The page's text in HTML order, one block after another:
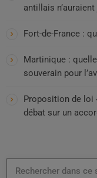
antillais
Fort-de-France :
Martinique :
souverain pour
Proposition de loi
débat sur un